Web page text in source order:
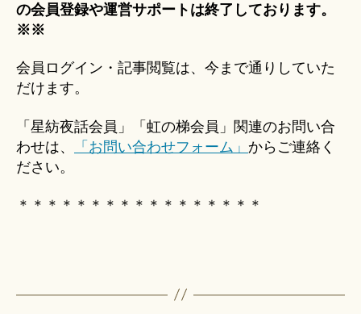
の会員登録や運営サポートは終了しております。
※※
会員ログイン・記事閲覧は、今まで通りしていた
だけます。
「星紡夜話会員」「虹の梯会員」関連のお問い合
わせは、
「お問い合わせフォーム」 からご連絡く
ださい。
＊＊＊＊＊＊＊＊＊＊＊＊＊＊＊＊＊